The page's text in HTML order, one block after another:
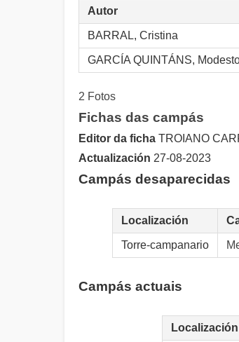
Autor
BARRAL, Cristina
GARCÍA QUINTÁNS,
2 Fotos
Fichas das campás
Editor da ficha TROIANO
Actualización 27-08-2023
Campás desaparecidas
Localización
Torre-campanario
Campás actuais
Localización